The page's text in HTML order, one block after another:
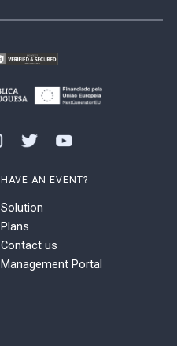
HAVE AN EVENT?
Solution
Plans
Contact us
Management Portal